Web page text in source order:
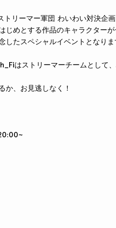
トリーマー軍団 わいわい対決企
じめとする作品のキャラクター
したスペシャルイベントとなりま
はストリーマーチームとして
か、お見逃しなく！